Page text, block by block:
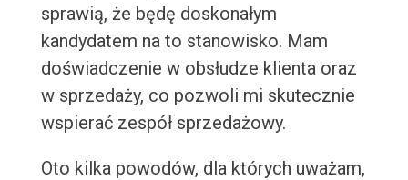
sprawią, że będę doskonałym
kandydatem na to stanowisko. Mam
doświadczenie w obsłudze klienta oraz
w sprzedaży, co pozwoli mi skutecznie
wspierać zespół sprzedażowy.
Oto kilka powodów, dla których uważam,